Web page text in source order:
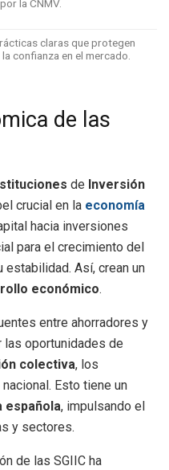
la CNMV.
claras que protegen
confianza en el mercado.
de las
de Inversión
crucial en la economía
hacia inversiones
para el crecimiento del
estabilidad. Así, crean un
económico.
entre ahorradores y
oportunidades de
colectiva, los
Esto tiene un
española, impulsando el
y sectores.
de las SGIIC ha